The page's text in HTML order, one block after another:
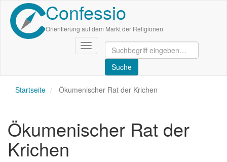
Direkt
zum
Inhalt
Confessio
Orientierung auf dem Markt der Religionen
Navigation
aktivieren/deaktivieren
Startseite Ökumenischer Rat der Krichen
Ökumenischer Rat der
Krichen